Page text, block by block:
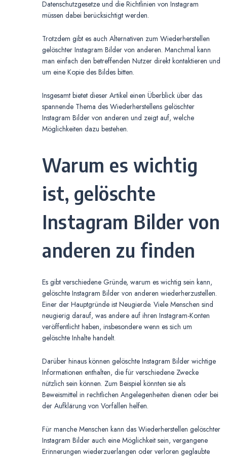
Datenschutzgesetze und die Richtlinien von Instagram
müssen dabei berücksichtigt werden.
Trotzdem gibt es auch Alternativen zum Wiederherstellen
gelöschter Instagram Bilder von anderen. Manchmal kann
man einfach den betreffenden Nutzer direkt kontaktieren und
um eine Kopie des Bildes bitten.
Insgesamt bietet dieser Artikel einen Überblick über das
spannende Thema des Wiederherstellens gelöschter
Instagram Bilder von anderen und zeigt auf, welche
Möglichkeiten dazu bestehen.
Warum es wichtig
ist, gelöschte
Instagram Bilder von
anderen zu finden
Es gibt verschiedene Gründe, warum es wichtig sein kann,
gelöschte Instagram Bilder von anderen wiederherzustellen.
Einer der Hauptgründe ist Neugierde. Viele Menschen sind
neugierig darauf, was andere auf ihren Instagram-Konten
veröffentlicht haben, insbesondere wenn es sich um
gelöschte Inhalte handelt.
Darüber hinaus können gelöschte Instagram Bilder wichtige
Informationen enthalten, die für verschiedene Zwecke
nützlich sein können. Zum Beispiel könnten sie als
Beweismittel in rechtlichen Angelegenheiten dienen oder bei
der Aufklärung von Vorfällen helfen.
Für manche Menschen kann das Wiederherstellen gelöschter
Instagram Bilder auch eine Möglichkeit sein, vergangene
Erinnerungen wiederzuerlangen oder verloren geglaubte